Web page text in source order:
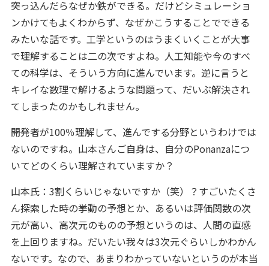
突っ込んだらなぜか鉄ができる。だけどシミュレーショ
ンかけてもよくわからず、なぜかこうすることでできる
みたいな話です。工学というのはうまくいくことが大事
で理解することは二の次ですよね。人工知能や今のすべ
ての科学は、そういう方向に進んでいます。逆に言うと
キレイな数理で解けるような問題って、だいぶ解決され
てしまったのかもしれません。
――開発者が100％理解して、進んでする分野というわけでは
ないのですね。山本さんご自身は、自分のPonanzaにつ
いてどのくらい理解されていますか？
山本氏：3割くらいじゃないですか（笑）？すごいたくさ
ん探索した時の挙動の予想とか、あるいは評価関数の次
元が高い、高次元のものの予想というのは、人間の直感
を上回りますね。だいたい我々は3次元ぐらいしかわかん
ないです。なので、あまりわかっていないというのが本当